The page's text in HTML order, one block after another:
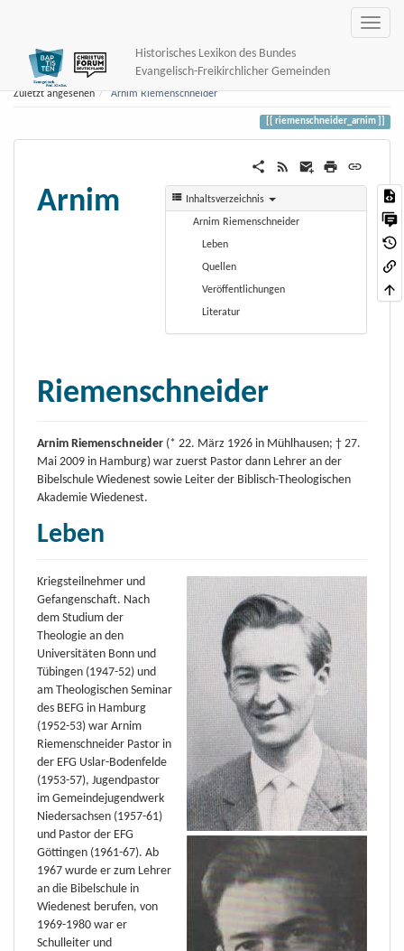
Historisches Lexikon des Bundes
Evangelisch-Freikirchlicher Gemeinden
Zuletzt angesehen Arnim Riemenschneider
riemenschneider_arnim
Inhaltsverzeichnis
Arnim Riemenschneider
Leben
Quellen
Veröffentlichungen
Literatur
Arnim
Riemenschneider
Arnim Riemenschneider (* 22. März 1926 in Mühlhausen; † 27.
Mai 2009 in Hamburg) war zuerst Pastor dann Lehrer an der
Bibelschule Wiedenest sowie Leiter der Biblisch-Theologischen
Akademie Wiedenest.
Leben
Kriegsteilnehmer und
Gefangenschaft. Nach
dem Studium der
Theologie an den
Universitäten Bonn und
Tübingen (1947-52) und
am Theologischen Seminar
des BEFG in Hamburg
(1952-53) war Arnim
Riemenschneider Pastor in
der EFG Uslar-Bodenfelde
(1953-57), Jugendpastor
im Gemeindejugendwerk
Niedersachsen (1957-61)
und Pastor der EFG
Göttingen (1961-67). Ab
1967 wurde er zum Lehrer
an die Bibelschule in
Wiedenest berufen, von
1969-1980 war er
Schulleiter und